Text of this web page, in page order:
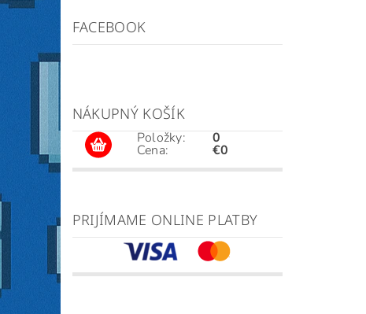
FACEBOOK
NÁKUPNÝ KOŠÍK
Položky:
Cena:
0
€0
PRIJÍMAME ONLINE PLATBY